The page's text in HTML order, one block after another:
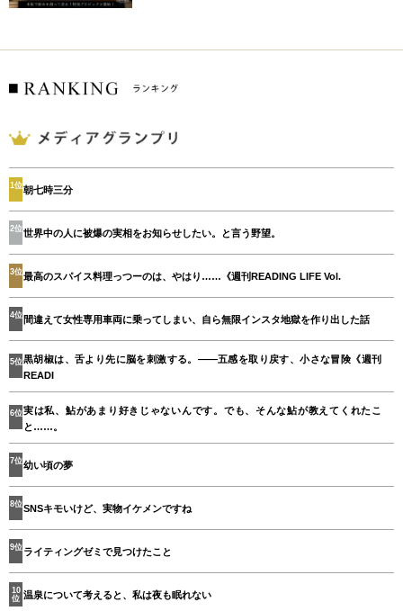
1位朝七時三分
2位 世界中の人に被爆の実相をお知らせしたい。と言う野望。
3位最高のスパイス料理っつーのは、やはり……《週刊READING LIFE Vol.
4位 間違えて女性専用車両に乗ってしまい、自ら無限インスタ地獄を作り出した話
5位黒胡椒は、舌より先に脳を刺激する。——五感を取り戻す、小さな冒険《週刊
READI
6位実は私、鮎があまり好きじゃないんです。でも、そんな鮎が教えてくれたこ
と……。
7位幼い頃の夢
8位SNSキモいけど、実物イケメンですね
9位 ライティングゼミで見つけたこと
10
位 温泉について考えると、私は夜も眠れない